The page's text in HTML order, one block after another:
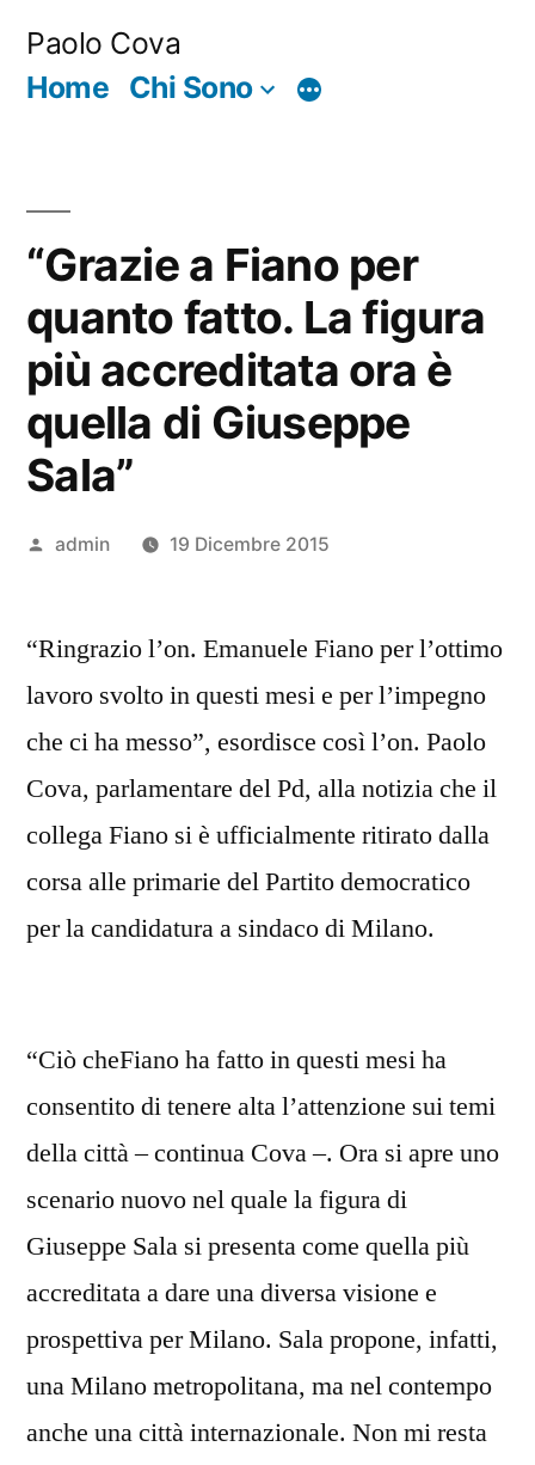
Paolo Cova
Home Chi Sono
Di
“Grazie a Fiano per
quanto fatto. La figura
più accreditata ora è
quella di Giuseppe
Sala”
Pubblicato
admin 19 Dicembre 2015
“Ringrazio l’on. Emanuele Fiano per l’ottimo
lavoro svolto in questi mesi e per l’impegno
che ci ha messo”, esordisce così l’on. Paolo
Cova, parlamentare del Pd, alla notizia che il
collega Fiano si è ufficialmente ritirato dalla
corsa alle primarie del Partito democratico
per la candidatura a sindaco di Milano.
“Ciò cheFiano ha fatto in questi mesi ha
consentito di tenere alta l’attenzione sui temi
della città – continua Cova –. Ora si apre uno
scenario nuovo nel quale la figura di
Giuseppe Sala si presenta come quella più
accreditata a dare una diversa visione e
prospettiva per Milano. Sala propone, infatti,
una Milano metropolitana, ma nel contempo
anche una città internazionale. Non mi resta